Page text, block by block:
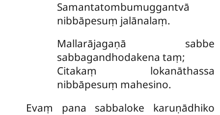
Samantatombumuggantvā
nibbāpesuṃ jalānalaṃ.
Mallarājagaṇā sabbe
sabbagandhodakena taṃ;
Citakaṃ lokanāthassa
nibbāpesuṃ mahesino.
Evaṃ pana sabbaloke karuṇādhiko